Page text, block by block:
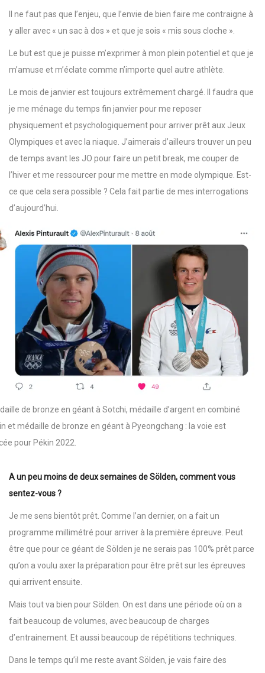
Il ne faut pas que l’enjeu, que l’envie de bien faire me contraigne à
y aller avec « un sac à dos » et que je sois « mis sous cloche ».
Le but est que je puisse m’exprimer à mon plein potentiel et que je
m’amuse et m’éclate comme n’importe quel autre athlète.
Le mois de janvier est toujours extrêmement chargé. Il faudra que
je me ménage du temps fin janvier pour me reposer
physiquement et psychologiquement pour arriver prêt aux Jeux
Olympiques et avec la niaque. J’aimerais d’ailleurs trouver un peu
de temps avant les JO pour faire un petit break, me couper de
l’hiver et me ressourcer pour me mettre en mode olympique. Est-
ce que cela sera possible ? Cela fait partie de mes interrogations
d’aujourd’hui.
de bronze en géant à Sotchi, médaille d’argent en combiné
et médaille de bronze en géant à Pyeongchang : la voie est
pour Pékin 2022.
A un peu moins de deux semaines de Sölden, comment vous
sentez-vous ?
Je me sens bientôt prêt. Comme l’an dernier, on a fait un
programme millimétré pour arriver à la première épreuve. Peut
être que pour ce géant de Sölden je ne serais pas 100% prêt parce
qu’on a voulu axer la préparation pour être prêt sur les épreuves
qui arrivent ensuite.
Mais tout va bien pour Sölden. On est dans une période où on a
fait beaucoup de volumes, avec beaucoup de charges
d’entrainement. Et aussi beaucoup de répétitions techniques.
Dans le temps qu’il me reste avant Sölden, je vais faire des